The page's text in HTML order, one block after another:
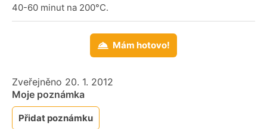
40-60 minut na 200°C.
Mám hotovo!
Zveřejněno 20. 1. 2012
Moje poznámka
Přidat poznámku